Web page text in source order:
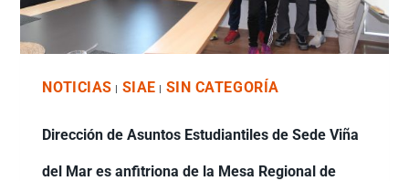
NOTICIAS SIAE SIN CATEGORÍA
Dirección de Asuntos Estudiantiles de Sede Viña
del Mar es anfitriona de la Mesa Regional de